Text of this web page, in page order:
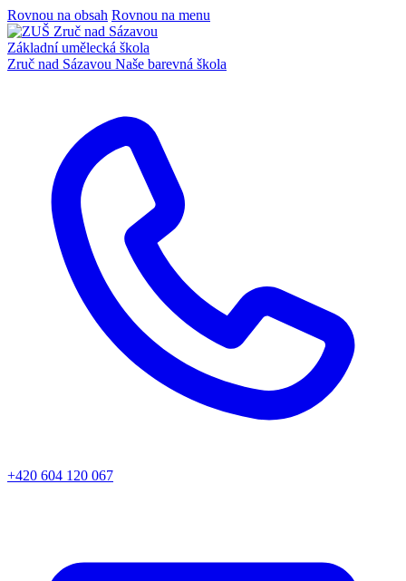
Rovnou na obsah Rovnou na menu
Základní umělecká škola
Zruč nad Sázavou Naše barevná škola
+420 604 120 067